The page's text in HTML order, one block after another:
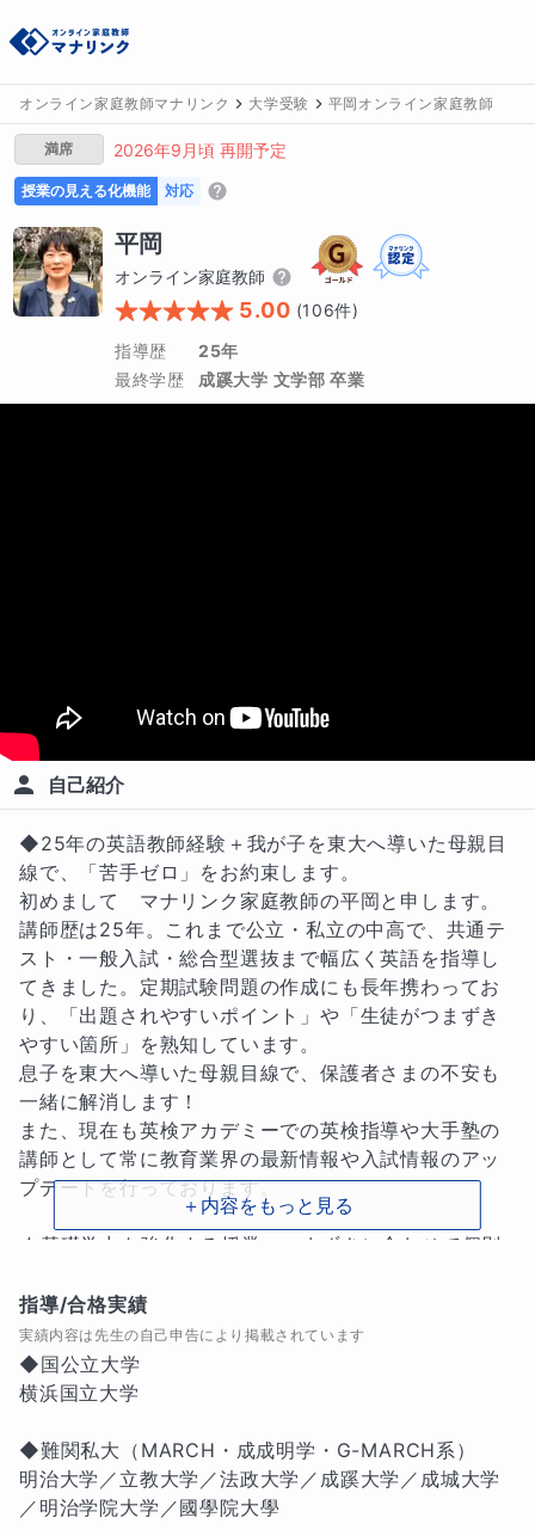
オンライン家庭教師マナリンク 大学受験 平岡オンライン家庭教師
満席 2026年9月頃 再開予定
授業の見える化機能 対応
平岡
オンライン家庭教師
5.00 (106件)
指導歴
25年
最終学歴
成蹊大学 文学部 卒業
自己紹介
◆25年の英語教師経験＋我が子を東大へ導いた母親目
線で、「苦手ゼロ」をお約束します。
初めまして　マナリンク家庭教師の平岡と申します。
講師歴は25年。これまで公立・私立の中高で、共通テ
スト・一般入試・総合型選抜まで幅広く英語を指導し
てきました。定期試験問題の作成にも長年携わってお
り、「出題されやすいポイント」や「生徒がつまずき
やすい箇所」を熟知しています。
息子を東大へ導いた母親目線で、保護者さまの不安も
一緒に解消します！
また、現在も英検アカデミーでの英検指導や大手塾の
講師として常に教育業界の最新情報や入試情報のアッ
プデートを行っております。
★基礎学力を強化する授業　つまずきに合わせて個別
・be動詞でつまずいた…
・時制でつまずいた…
・日本語の理解力が足りなかった…
語学はそのちょっとしたつまずきをクリアすることで
楽にぐんと力がつきます。生徒さんの興味・得意分
＋内容をもっと見る
指導/合格実績
実績内容は先生の自己申告により掲載されています
◆国公立大学
横浜国立大学
◆難関私大（MARCH・成成明学・G-MARCH系）
明治大学／立教大学／法政大学／成蹊大学／成城大学
／明治学院大学／國學院大學